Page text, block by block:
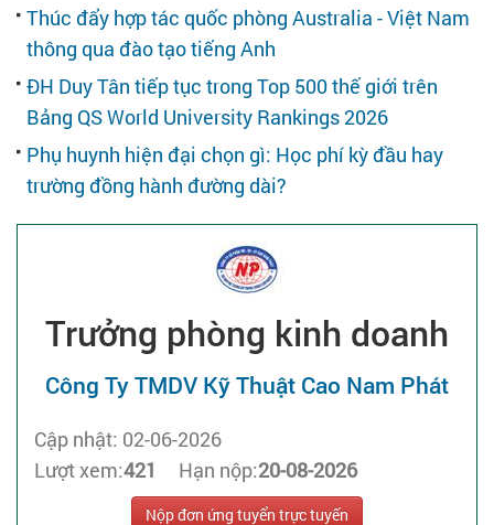
Nhà tuyển dụng
Thúc đẩy hợp tác quốc phòng Australia - Việt Nam
thông qua đào tạo tiếng Anh
ĐH Duy Tân tiếp tục trong Top 500 thế giới trên
Bảng QS World University Rankings 2026
Phụ huynh hiện đại chọn gì: Học phí kỳ đầu hay
trường đồng hành đường dài?
Trưởng phòng kinh doanh
Công Ty TMDV Kỹ Thuật Cao Nam Phát
Cập nhật: 02-06-2026
Lượt xem:421 Hạn nộp:20-08-2026
Nộp đơn ứng tuyển trực tuyến